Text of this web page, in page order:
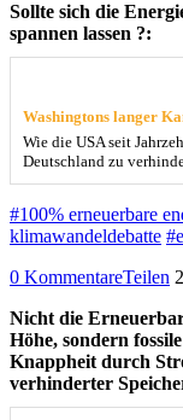
Sollte sich die
spannen lassen ?:
Washingtons langer
Wie die USA seit
Deutschland zu
#100% erneuerbare
klimawandeldebatte
0 KommentareTeilen
Nicht die
Höhe, sondern
Knappheit durch
verhinderter